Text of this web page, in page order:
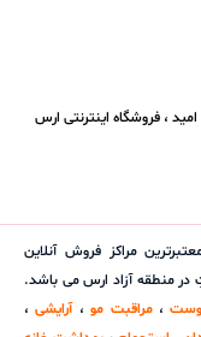
، فروشگاه اینترنتی ارس
مراکز فروش آنلاین
در منطقه آزاد ارس می باشد.
،مراقبت مو،آرایشی،